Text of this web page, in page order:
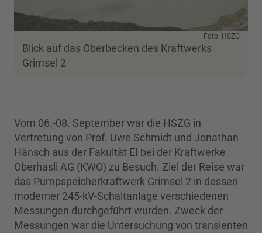
Foto: HSZG
Blick auf das Oberbecken des Kraftwerks
Grimsel 2
Vom 06.-08. September war die HSZG in
Vertretung von Prof. Uwe Schmidt und Jonathan
Hänsch aus der Fakultät EI bei der Kraftwerke
Oberhasli AG (KWO) zu Besuch. Ziel der Reise war
das Pumpspeicherkraftwerk Grimsel 2 in dessen
moderner 245-kV-Schaltanlage verschiedenen
Messungen durchgeführt wurden. Zweck der
Messungen war die Untersuchung von transienten